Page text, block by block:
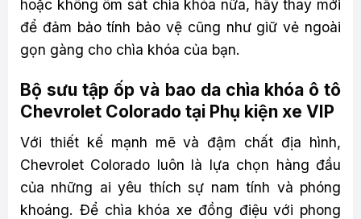
hoặc không ôm sát chìa khóa nữa, hãy thay mới
để đảm bảo tính bảo vệ cũng như giữ vẻ ngoài
gọn gàng cho chìa khóa của bạn.
Bộ sưu tập ốp và bao da chìa khóa ô tô
Chevrolet Colorado tại Phụ kiện xe VIP
Với thiết kế mạnh mẽ và đậm chất địa hình,
Chevrolet Colorado luôn là lựa chọn hàng đầu
của những ai yêu thích sự nam tính và phóng
khoáng. Để chìa khóa xe đồng điệu với phong